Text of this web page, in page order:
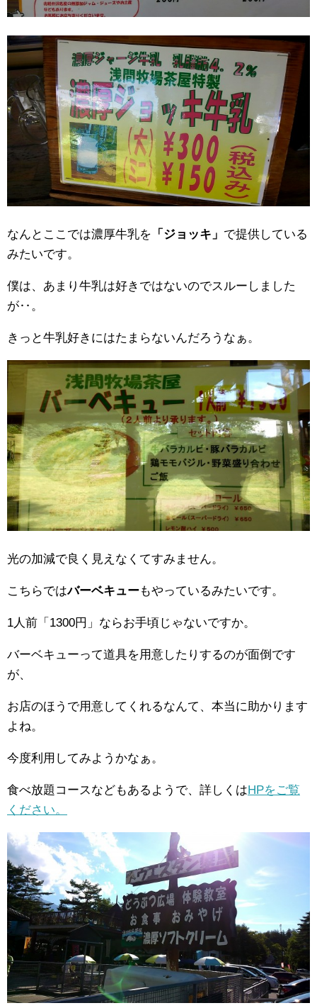
なんとここでは濃厚牛乳を 「ジョッキ」 で提供している
みたいです。
僕は、あまり牛乳は好きではないのでスルーしました
が‥。
きっと牛乳好きにはたまらないんだろうなぁ。
光の加減で良く見えなくてすみません。
こちらではバーベキューもやっているみたいです。
1人前「1300円」ならお手頃じゃないですか。
バーベキューって道具を用意したりするのが面倒です
が、
お店のほうで用意してくれるなんて、本当に助かります
よね。
今度利用してみようかなぁ。
食べ放題コースなどもあるようで、詳しくはHPをご覧
ください。